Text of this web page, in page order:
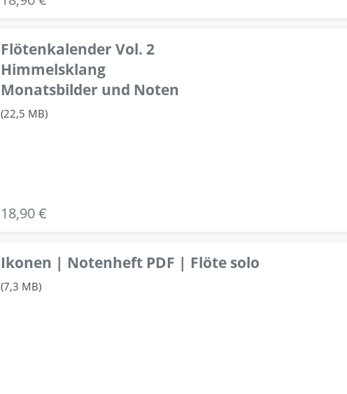
Flötenkalender Vol. 2
Himmelsklang
Monatsbilder und Noten
(22,5 MB)
18,90 €
Ikonen | Notenheft PDF | Flöte solo
(7,3 MB)